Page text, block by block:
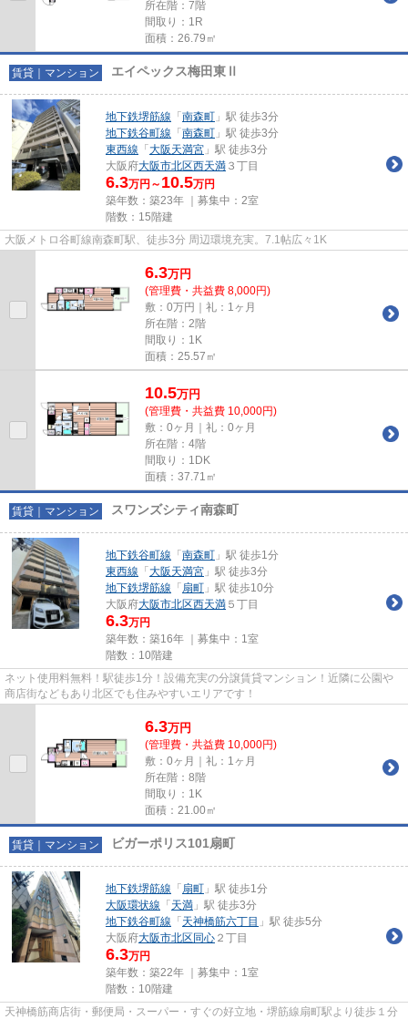
所在階：7階
間取り：1R
面積：26.79㎡
賃貸｜マンション エイペックス梅田東Ⅱ
地下鉄堺筋線 「 南森町 」駅 徒歩3分
地下鉄谷町線 「 南森町 」駅 徒歩3分
東西線 「 大阪天満宮 」駅 徒歩3分
大阪府大阪市北区西天満 ３丁目
6.3万円～ 10.5万円
築年数：築23年 ｜募集中： 2室
階数：15階建
大阪メトロ谷町線南森町駅、徒歩3分 周辺環境充実。7.1帖広々1K
6.3万円
(管理費・共益費 8,000円)
敷：0万円｜礼：1ヶ月
所在階：2階
間取り：1K
面積：25.57㎡
10.5万円
(管理費・共益費 10,000円)
敷：0ヶ月｜礼：0ヶ月
所在階：4階
間取り：1DK
面積：37.71㎡
賃貸｜マンション スワンズシティ南森町
地下鉄谷町線 「 南森町 」駅 徒歩1分
東西線 「 大阪天満宮 」駅 徒歩3分
地下鉄堺筋線 「 扇町 」駅 徒歩10分
大阪府大阪市北区西天満 ５丁目
6.3万円
築年数：築16年 ｜募集中： 1室
階数：10階建
ネット使用料無料！駅徒歩1分！設備充実の分譲賃貸マンション！近隣に公園や
商店街などもあり北区でも住みやすいエリアです！
6.3万円
(管理費・共益費 10,000円)
敷：0ヶ月｜礼：1ヶ月
所在階：8階
間取り：1K
面積：21.00㎡
賃貸｜マンション ビガーポリス101扇町
地下鉄堺筋線 「 扇町 」駅 徒歩1分
大阪環状線 「 天満 」駅 徒歩3分
地下鉄谷町線 「 天神橋筋六丁目 」駅 徒歩5分
大阪府大阪市北区 同心 ２丁目
6.3万円
築年数：築22年 ｜募集中： 1室
階数：10階建
天神橋筋商店街・郵便局・スーパー・すぐの好立地・堺筋線扇町駅より徒歩１分